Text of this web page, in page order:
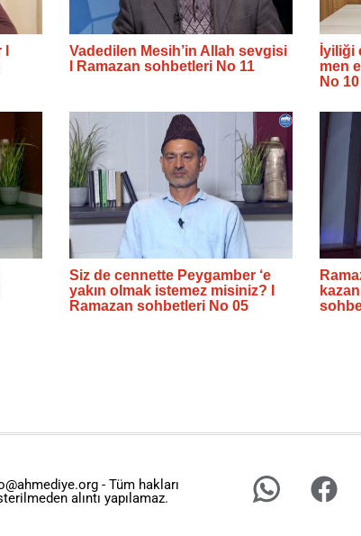
Vadedilen Mesih’in Allah sevgisi
I Ramazan sohbetleri No 11
İyiliği
men
No 10
Siz de cennette Peygamber ‘e
yakın olmak istemez misiniz? I
Ramazan sohbetleri No 05
- Tüm hakları
alıntı yapılamaz.